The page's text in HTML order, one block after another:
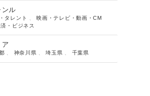
ンル
タレント
映画・テレビ・動画・CM
・ビジネス
ア
神奈川県 、埼玉県 千葉県